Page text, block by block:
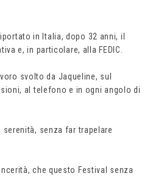
in Italia, dopo 32 anni, il
e, in particolare, alla FEDIC.
svolto da Jaqueline, sul
al telefono e in ogni angolo di
senza far trapelare
che questo Festival senza